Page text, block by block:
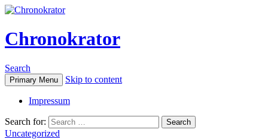
Chronokrator
Search
Primary Menu Skip to content
Impressum
Search for:
Uncategorized